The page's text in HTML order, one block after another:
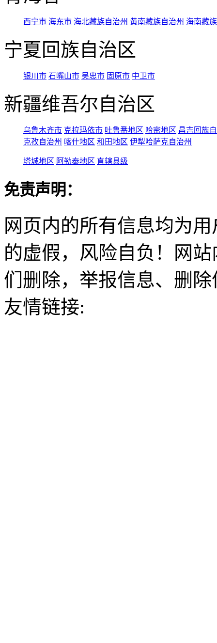
西宁市 海东市 海北藏族自治州 黄南藏族自治州 海南藏
宁夏回族自治区
银川市 石嘴山市 吴忠市 固原市 中卫市
新疆维吾尔自治区
乌鲁木齐市 克拉玛依市 吐鲁番地区 哈密地区 昌吉回族
克孜自治州 喀什地区 和田地区 伊犁哈萨克自治州
塔城地区 阿勒泰地区 直辖县级
免责声明：
网页内的所有信息均为
的虚假，风险自负！网
们删除，举报信息、删
友情链接: